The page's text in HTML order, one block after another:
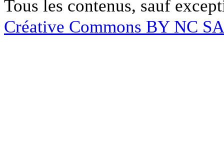
Tous les contenus, sauf
Créative Commons BY NC SA